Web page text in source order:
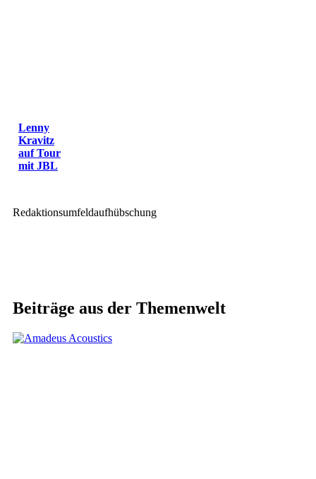
Lenny
Kravitz
auf Tour
mit JBL
Redaktionsumfeldaufhübschung
Beiträge aus der Themenwelt